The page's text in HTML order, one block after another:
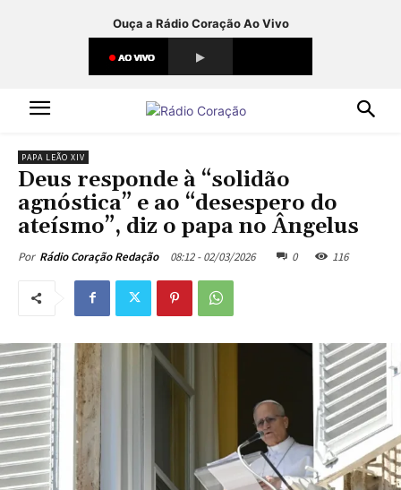
Ouça a Rádio Coração Ao Vivo
PAPA LEÃO XIV
Deus responde à “solidão
agnóstica” e ao “desespero do
ateísmo”, diz o papa no Ângelus
Por Rádio Coração Redação 08:12 - 02/03/2026 0 116